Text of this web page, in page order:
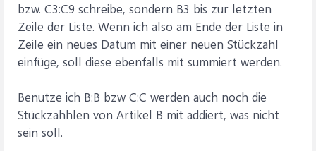
bzw. C3:C9 schreibe, sondern B3 bis zur letzten
Zeile der Liste. Wenn ich also am Ende der Liste in
Zeile ein neues Datum mit einer neuen Stückzahl
einfüge, soll diese ebenfalls mit summiert werden.
Benutze ich B:B bzw C:C werden auch noch die
Stückzahhlen von Artikel B mit addiert, was nicht
sein soll.